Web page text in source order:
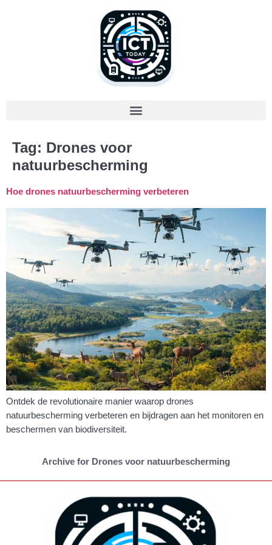
Tag: Drones voor
natuurbescherming
Hoe drones natuurbescherming verbeteren
Ontdek de revolutionaire manier waarop drones
natuurbescherming verbeteren en bijdragen aan het monitoren en
beschermen van biodiversiteit.
Archive for Drones voor natuurbescherming